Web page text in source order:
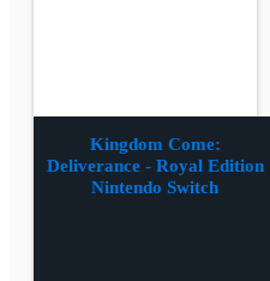
Kingdom Come:
Deliverance - Royal Edition
Nintendo Switch